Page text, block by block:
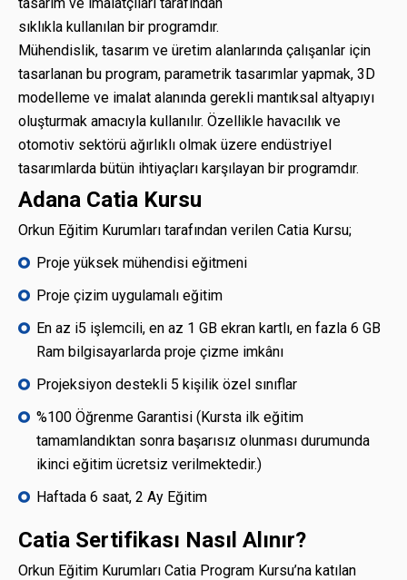
sıklıkla kullanılan bir programdır.
Mühendislik, tasarım ve üretim alanlarında çalışanlar için
tasarlanan bu program, parametrik tasarımlar yapmak, 3D
modelleme ve imalat alanında gerekli mantıksal altyapıyı
oluşturmak amacıyla kullanılır. Özellikle havacılık ve
otomotiv sektörü ağırlıklı olmak üzere endüstriyel
tasarımlarda bütün ihtiyaçları karşılayan bir programdır.
Adana Catia Kursu
Orkun Eğitim Kurumları tarafından verilen Catia Kursu;
Proje yüksek mühendisi eğitmeni
Proje çizim uygulamalı eğitim
En az i5 işlemcili, en az 1 GB ekran kartlı, en fazla 6 GB
Ram bilgisayarlarda proje çizme imkânı
Projeksiyon destekli 5 kişilik özel sınıflar
%100 Öğrenme Garantisi (Kursta ilk eğitim
tamamlandıktan sonra başarısız olunması durumunda
ikinci eğitim ücretsiz verilmektedir.)
Haftada 6 saat, 2 Ay Eğitim
Catia Sertifikası Nasıl Alınır?
Orkun Eğitim Kurumları Catia Program Kursu’na katılan